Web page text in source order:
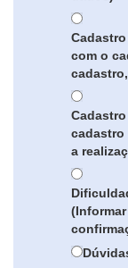
com o
cadastro
a